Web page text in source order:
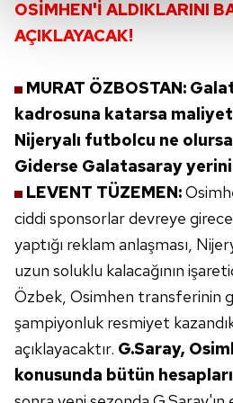
Her halükârda, kullanıcılar, bu
gösterilmeyecektir."
Sizlere daha iyi bir hizmet
Sitemizde kendimize ve üçüncü
kullanılmaktadır. Bu çerezler
verileriniz işlenmekte olup gerekli
toplumu hizmetlerinin sunulması
kullanılmaktadır. Diğer çerezler,
kılınması ve kişiselleştirilmesi ve
reklam/pazarlama faaliyetlerinin
sınırlı olarak açık rızanız
Çerezlere ilişkin tercihlerinizi
vasıtasıyla belirleyebilirsiniz.
için Ayarlar butonuna tıklayabilir,
OSİMHEN'İ ALDIKLARINI
AÇIKLAYACAK!
MURAT ÖZBOSTAN:
kadrosuna katarsa
Nijeryalı futbolcu ne olursa
Giderse Galatasaray
LEVENT TÜZEMEN:
ciddi sponsorlar devreye
yaptığı reklam anlaşması,
uzun soluklu kalacağının
Özbek, Osimhen transferinin
şampiyonluk resmiyet
açıklayacaktır. G.Saray,
konusunda bütün